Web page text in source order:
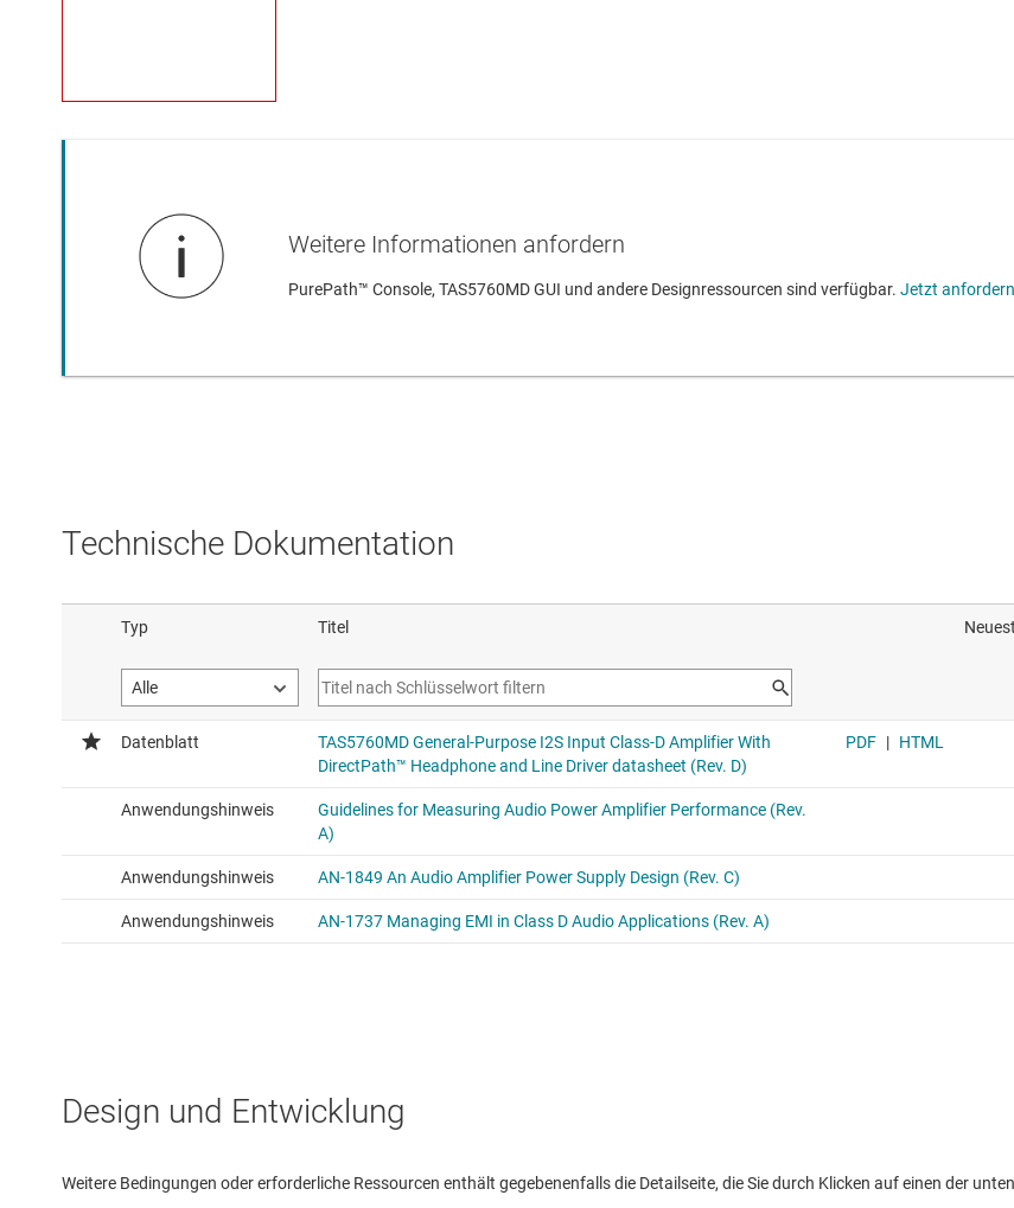
Weitere Informationen anfordern
PurePath™ Console, TAS5760MD GUI und andere Designressourcen sind verfügbar. Jetzt anfordern
Technische Dokumentation
Design und Entwicklung
Weitere Bedingungen oder erforderliche Ressourcen enthält gegebenenfalls die Detailseite, die Sie durch Klicken auf einen der